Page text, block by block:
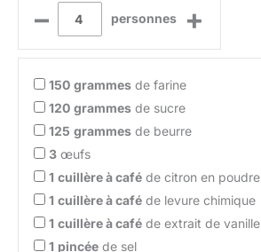
– personnes +
150 grammes de farine
120 grammes de sucre
125 grammes de beurre
3 œufs
1 cuillère à café de citron en poudre
1 cuillère à café de levure chimique
1 cuillère à café de extrait de vanille
1 pincée de sel